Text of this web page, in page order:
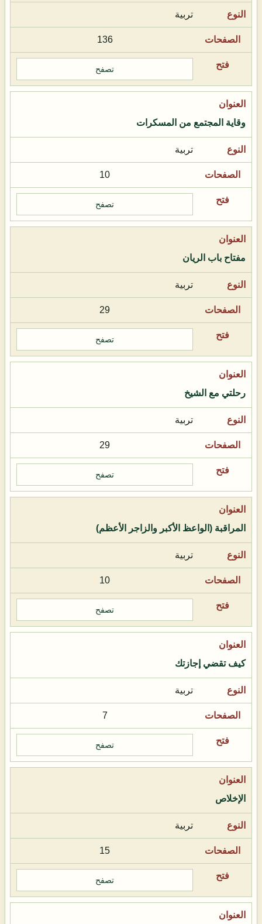
تربية
136
تصفح
وقاية المجتمع من المسكرات
تربية
10
تصفح
مفتاح باب الريان
تربية
29
تصفح
رحلتي مع الشيخ
تربية
29
تصفح
المراقبة (الواعظ الأكبر والزاجر الأعظم)
تربية
10
تصفح
كيف تقضي إجازتك
تربية
7
تصفح
الإخلاص
تربية
15
تصفح